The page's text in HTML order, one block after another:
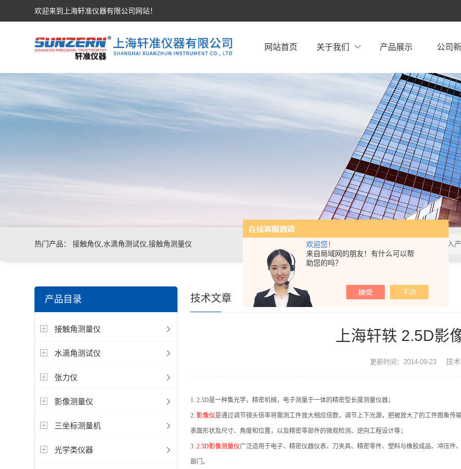
欢迎您！
来自局域网的朋友！有什么可以帮
助您的吗？
欢迎来到上海轩准仪器有限公司网站！
网站首页 关于我们 产品展示 公司
热门产品： 接触角仪,水滴角测试仪,接触角测量仪
产品目录
接触角测量仪
水滴角测试仪
张力仪
影像测量仪
三坐标测量机
光学类仪器
技术文章
上海轩轶 2.5D影
更新时间：2014-09-23 技
1. 2.5D是一种集光学，精密机械，电子测量于一体的精密型长度测量仪器；
2. 影像仪是通过调节镜头倍率将需测工件放大相应倍数，调节上下光源，把被放大了的工件图象
表面形状及尺寸、角度和位置，以及精密零部件的微观检测、逆向工程设计等；
3. 2.5D影像测量仪广泛适用于电子、精密仪器仪表、刀夹具、精密零件、塑料与橡胶成品、冲压
部门。